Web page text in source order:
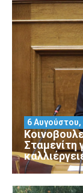
Σταμενίτη
6 Αυγούστου,